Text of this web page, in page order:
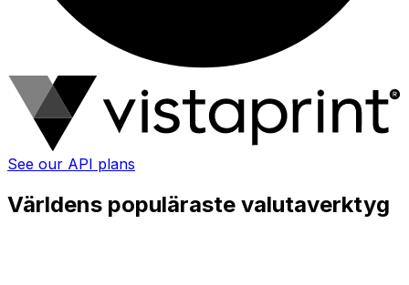
See our API plans
Världens populäraste valutaverktyg